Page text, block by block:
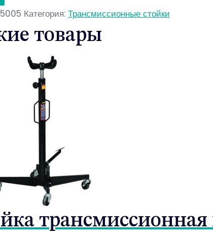
Категория: Трансмиссионные стойки
товары
трансмиссионная